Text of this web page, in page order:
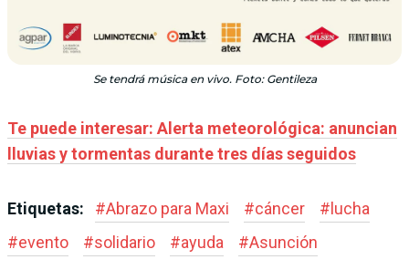
Se tendrá música en vivo. Foto: Gentileza
Te puede interesar: Alerta meteorológica: anuncian
lluvias y tormentas durante tres días seguidos
Etiquetas: #Abrazo para Maxi #cáncer #lucha
#evento #solidario #ayuda #Asunción